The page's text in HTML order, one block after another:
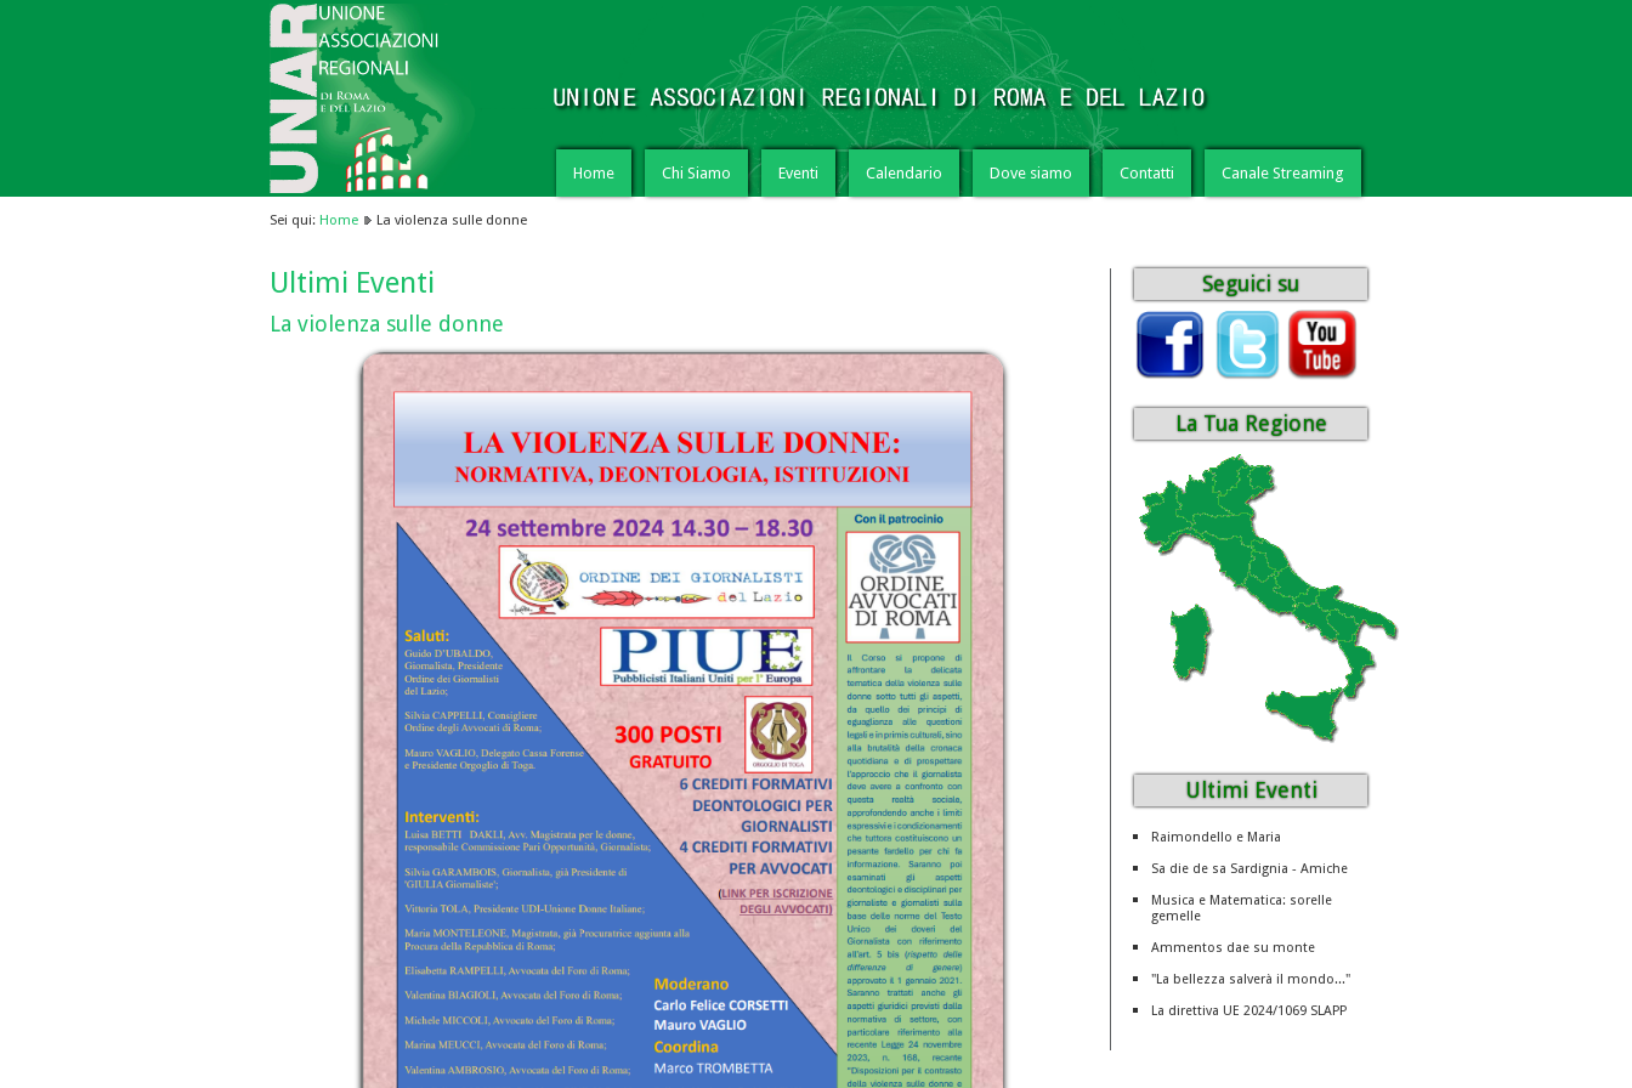
Home Chi Siamo Eventi Calendario Dove siamo Contatti Canale Streaming
Sei qui: Home La violenza sulle donne
Ultimi Eventi
La violenza sulle donne
Seguici su
La Tua Regione
Ultimi Eventi
Raimondello e Maria
Sa die de sa Sardignia - Amiche
Musica e Matematica: sorelle
gemelle
Ammentos dae su monte
"La bellezza salverà il mondo..."
La direttiva UE 2024/1069 SLAPP